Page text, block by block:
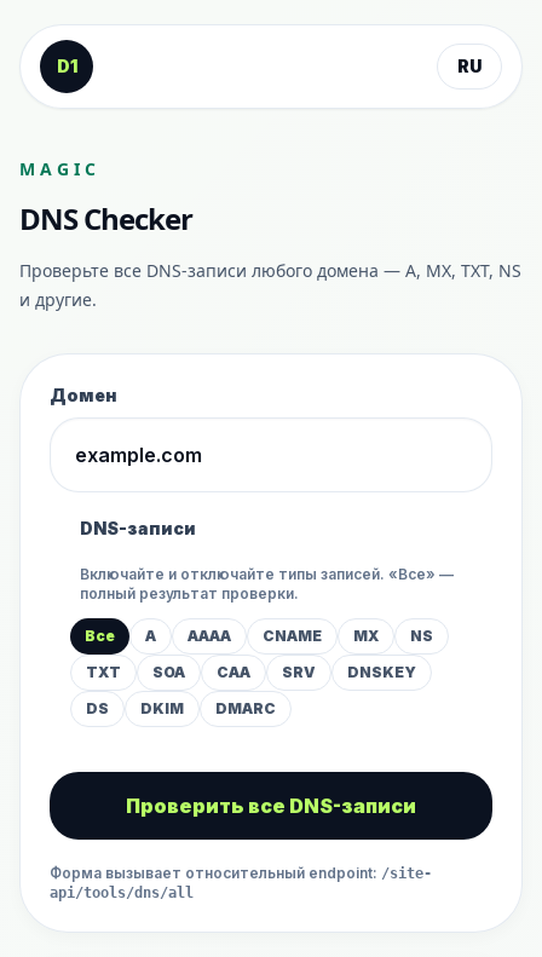
К содержанию
D1
RU
MAGIC
DNS Checker
Проверьте все DNS-записи любого домена — A, MX, TXT, NS
и другие.
Домен
DNS-записи
Включайте и отключайте типы записей. «Все» —
полный результат проверки.
Все A AAAA CNAME MX
NS
TXT
SOA CAA SRV
DNSKEY
DS
DKIM DMARC
Проверить все DNS-записи
Форма вызывает относительный endpoint: /site-
api/tools/dns/all